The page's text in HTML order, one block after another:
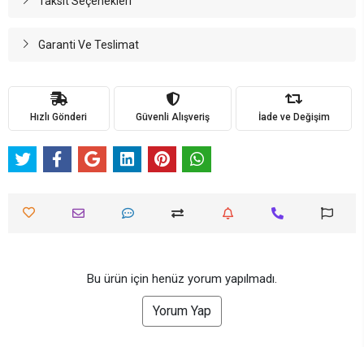
Garanti Ve Teslimat
Hızlı Gönderi Güvenli Alışveriş İade ve Değişim
Bu ürün için henüz yorum yapılmadı.
Yorum Yap